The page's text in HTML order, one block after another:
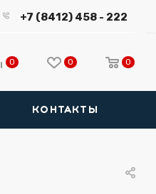
+7 (8412) 458 - 222
0 0 0
КОНТАКТЫ